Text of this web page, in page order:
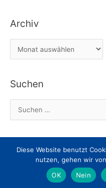
Archiv
r
h
i
Suchen
u
Impressum Datenschutz
Dokumente
Diese Website benutzt
nutzen, gehen wir
OK
Nein